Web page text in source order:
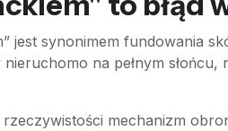
jest synonimem fundowania
na pełnym
mechanizm